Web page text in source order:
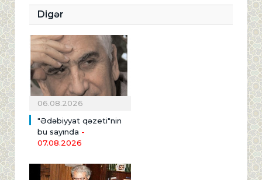
Digər
06.08.2026
"Ədəbiyyat qəzeti"nin
bu sayında -
07.08.2026